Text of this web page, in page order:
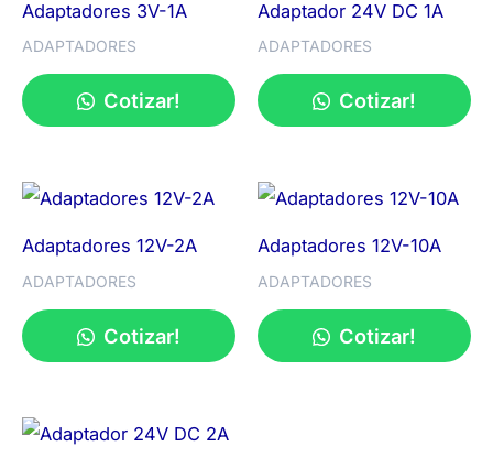
Adaptadores 3V-1A
ADAPTADORES
Cotizar!
Adaptador 24V DC 1A
ADAPTADORES
Cotizar!
Adaptadores 12V-2A
ADAPTADORES
Cotizar!
Adaptadores 12V-10A
ADAPTADORES
Cotizar!